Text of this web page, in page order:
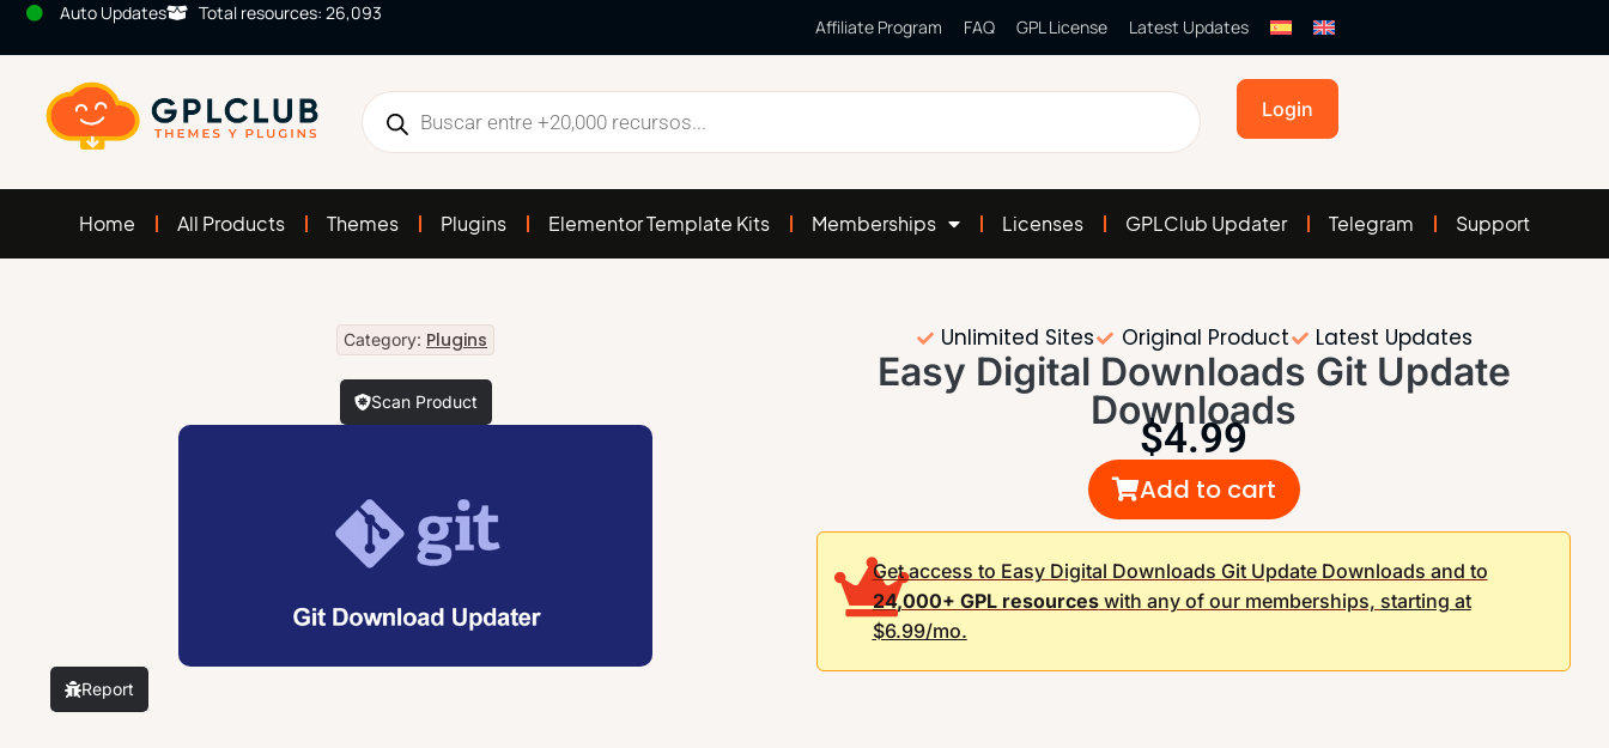
Auto Updates Total resources: 26,093
Affiliate Program FAQ GPL License Latest Updates
Login
Home All Products Themes Plugins Elementor Template Kits Memberships Licenses GPLClub Updater Telegram Support
Category: Plugins
Scan Product
Report
Unlimited Sites Original Product Latest Updates
Easy Digital Downloads Git Update
Downloads
$4.99
Add to cart
Get access to Easy Digital Downloads Git Update Downloads and to
24,000+ GPL resourceswith any of our memberships, starting at
$6.99/mo.